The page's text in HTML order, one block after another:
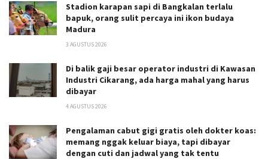
Stadion karapan sapi di Bangkalan terlalu
bapuk, orang sulit percaya ini ikon budaya
Madura
3 AGUSTUS 2026
Di balik gaji besar operator industri di Kawasan
Industri Cikarang, ada harga mahal yang harus
dibayar
4 AGUSTUS 2026
Pengalaman cabut gigi gratis oleh dokter koas:
memang nggak keluar biaya, tapi dibayar
dengan cuti dan jadwal yang tak tentu